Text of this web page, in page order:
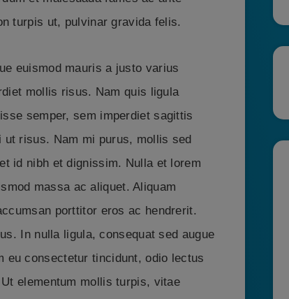
turpis ut, pulvinar gravida felis.
euismod mauris a justo varius
mollis risus. Nam quis ligula
semper, sem imperdiet sagittis
ut risus. Nam mi purus, mollis sed
id nibh et dignissim. Nulla et lorem
massa ac aliquet. Aliquam
porttitor eros ac hendrerit.
In nulla ligula, consequat sed augue
eu consectetur tincidunt, odio lectus
elementum mollis turpis, vitae